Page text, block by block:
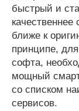
быстрый и
ближе к
принципе, для
софта,
мощный
со списком
сервисов.